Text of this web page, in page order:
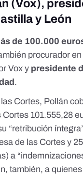
(Vox),
y León
de 100.000
procurador
Vox y presidente
.
Cortes, Pollán
Cortes 101.555,28
“retribución
de las Cortes y
a
también, a